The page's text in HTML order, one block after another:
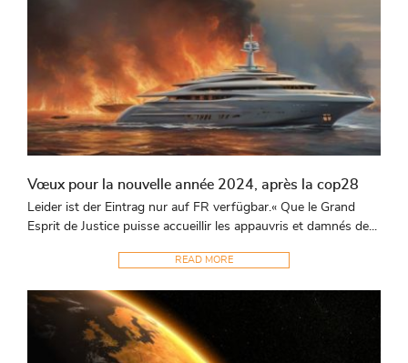
Vœux pour la nouvelle année 2024, après la cop28
Leider ist der Eintrag nur auf FR verfügbar.« Que le Grand
Esprit de Justice puisse accueillir les appauvris et damnés de...
READ MORE